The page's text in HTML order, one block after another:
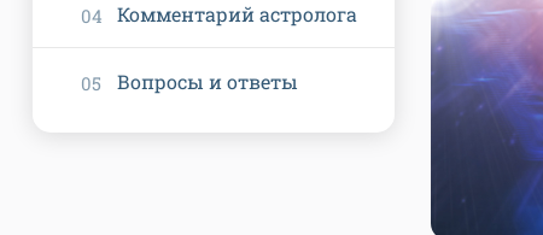
Комментарий астролога
Вопросы и ответы